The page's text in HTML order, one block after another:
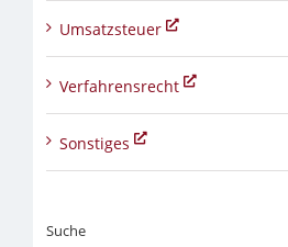
Umsatzsteuer
Verfahrensrecht
Sonstiges
Suche